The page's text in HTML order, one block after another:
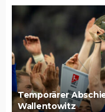
Temporärer
Wallentowitz